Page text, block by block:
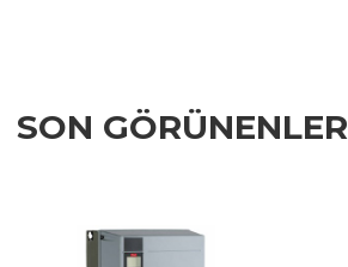
SON GÖRÜNENLER